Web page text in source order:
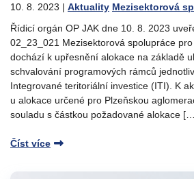
10. 8. 2023 | Aktuality Mezisektorová
Řídicí orgán OP JAK dne 10. 8. 2023
02_23_021 Mezisektorová spolupráce
dochází k upřesnění alokace na základě
schvalování programových rámců
Integrované teritoriální investice (ITI). K
u alokace určené pro Plzeňskou
souladu s částkou požadované alokace
Číst více